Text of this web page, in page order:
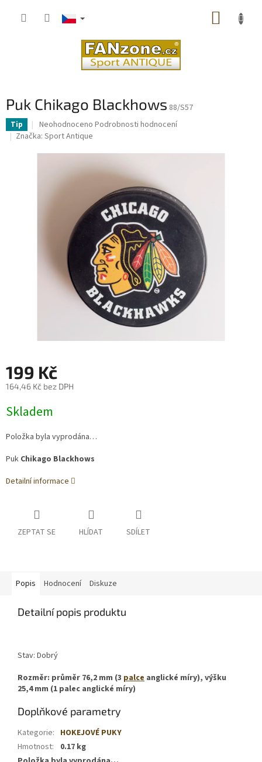
Puk Chikago Blackhows 88/S57
Tip
Průměrné
hodnocení
je
Neohodnoceno Podrobnosti hodnocení
Značka: Sport Antique
199 Kč
164,46 Kč bez DPH
cena:
Skladem
Položka byla vyprodána…
Puk Chikago Blackhows
Detailní informace
ZEPTAT SE HLÍDAT SDÍLET
Popis Hodnocení Diskuze
Detailní popis produktu
Stav: Dobrý
Rozměr: průměr 76,2 mm (3 palce anglické míry), výšku
25,4 mm (1 palec anglické míry)
Doplňkové parametry
Kategorie: HOKEJOVÉ PUKY
Hmotnost:
0.17 kg